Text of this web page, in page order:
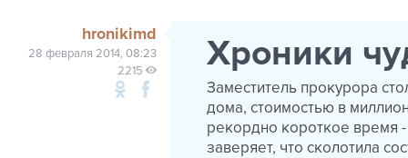
hronikimd
28 февраля 2014, 08:23
2215
Хроники
Заместитель прокурора
дома, стоимостью в
рекордно короткое время
заверяет, что сколотила